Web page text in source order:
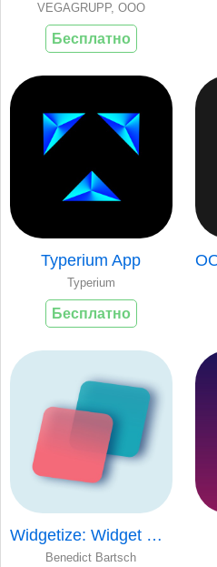
VEGAGRUPP, OOO
Бесплатно
Typerium App
Typerium
Бесплатно
Widgetize: Widget Generator
Benedict Bartsch